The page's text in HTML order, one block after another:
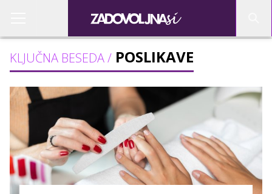
KLJUČNA BESEDA / POSLIKAVE